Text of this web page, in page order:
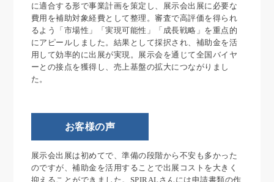
に適合する形で事業計画を策定し、展示会出展に必要な
費用を補助対象経費として整理。審査で高評価を得られ
るよう「市場性」「実現可能性」「成長戦略」を重点的
にアピールしました。結果として採択され、補助金を活
用して効率的に出展が実現。展示会を通じて全国バイヤ
ーとの接点を獲得し、売上基盤の拡大につながりまし
た。
お客様の声
展示会出展は初めてで、準備の段階から不安も多かった
のですが、補助金を活用することで出展コストを大きく
抑えることができました。SPIRALさんには申請書類の作